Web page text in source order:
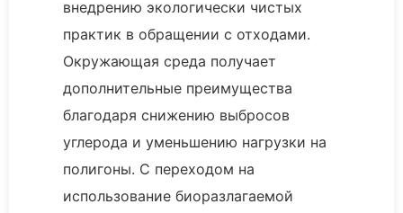
внедрению экологически чистых
практик в обращении с отходами.
Окружающая среда получает
дополнительные преимущества
благодаря снижению выбросов
углерода и уменьшению нагрузки на
полигоны. С переходом на
использование биоразлагаемой